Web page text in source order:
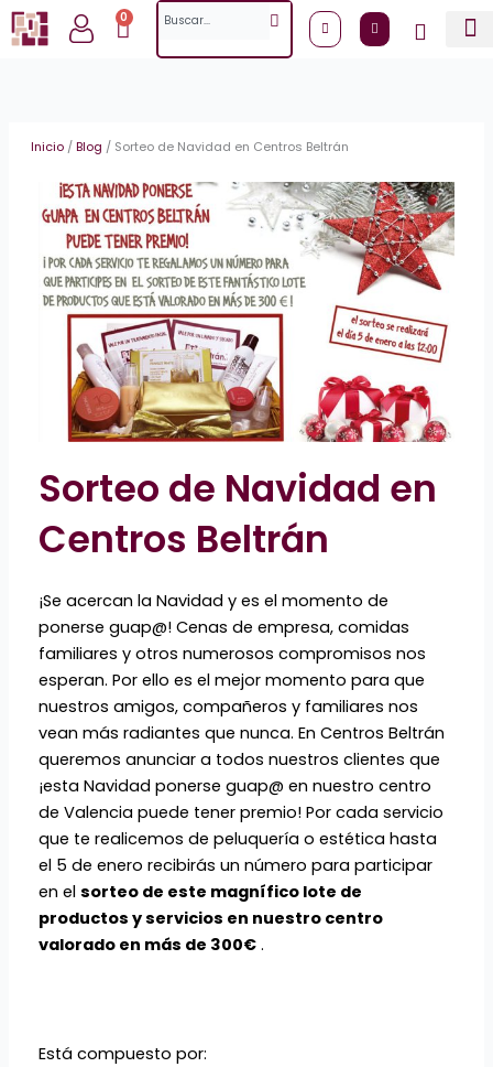
al
0
CartSearch
Inicio/Blog / Sorteo de Navidad en Centros Beltrán
Sorteo de Navidad en
Centros Beltrán
¡Se acercan la Navidad y es el momento de
ponerse guap@! Cenas de empresa, comidas
familiares y otros numerosos compromisos nos
esperan. Por ello es el mejor momento para que
nuestros amigos, compañeros y familiares nos
vean más radiantes que nunca. En Centros Beltrán
queremos anunciar a todos nuestros clientes que
¡esta Navidad ponerse guap@ en nuestro centro
de Valencia puede tener premio! Por cada servicio
que te realicemos de peluquería o estética hasta
el 5 de enero recibirás un número para participar
en elsorteo de este magnífico lote de
productos y servicios en nuestro centro
valorado en más de 300€ .
Está compuesto por: